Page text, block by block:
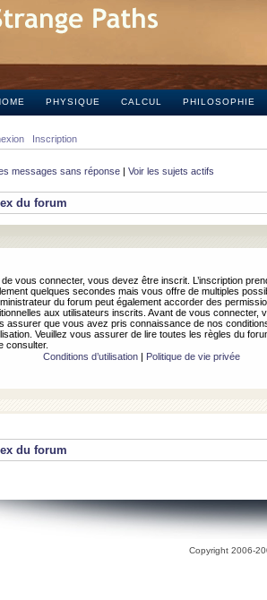
PHYSIQUE CALCUL PHILOSOPHIE
Inscription
messages sans réponse | Voir les sujets actifs
du forum
de vous connecter, vous devez être inscrit. L’inscription
quelques secondes mais vous offre de multiples
du forum peut également accorder des
aux utilisateurs inscrits. Avant de vous connecter,
assurer que vous avez pris connaissance de nos
Veuillez vous assurer de lire toutes les règles du
consulter.
Conditions d’utilisation| Politique de vie privée
du forum
Copyright 2006-